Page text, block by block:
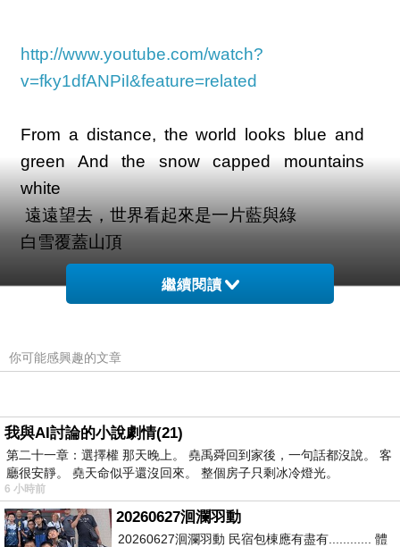
http://www.youtube.com/watch?
v=fky1dfANPiI&feature=related
From a distance, the world looks blue and
green And the snow capped mountains
white
遠遠望去，世界看起來是一片藍與綠
白雪覆蓋山頂
From a distance, the ocean meets the
And the eagle takes to flight
遠遠望去，海洋與河流相遇
*From a distance, there is harmony
And the echo through the land
遠遠望去，是一片和諧
回聲傳遍大地
繼續閱讀
你可能感興趣的文章
我與AI討論的小說劇情(21)
第二十一章：選擇權 那天晚上。 堯禹舜回到家後，一句話都沒說。 客
廳很安靜。 堯天命似乎還沒回來。 整個房子只剩冰冷燈光。
6 小時前
20260627洄瀾羽動
20260627洄瀾羽動 民宿包棟應有盡有............ 體